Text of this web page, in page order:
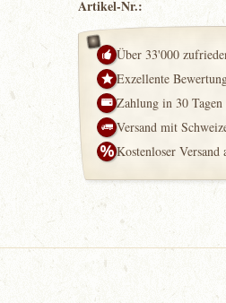
Artikel-Nr.:
Über 33'000
Exzellente
Zahlung in 30
Versand mit
Kostenloser